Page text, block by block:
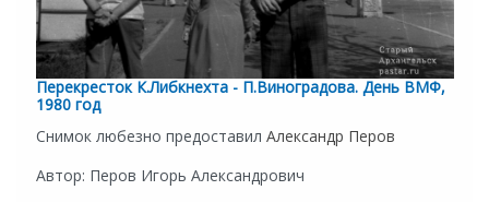
Перекресток К.Либкнехта - П.Виноградова. День ВМФ,
1980 год
Снимок любезно предоставил Александр Перов
Автор: Перов Игорь Александрович